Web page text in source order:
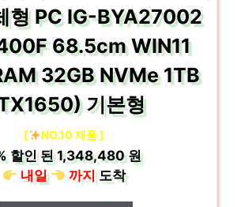
형 PC IG-BYA27002
68.5cm WIN11
32GB NVMe 1TB
기본형
[ NO.10 제품 ]
할인 된1,348,480 원
내일
까지도착